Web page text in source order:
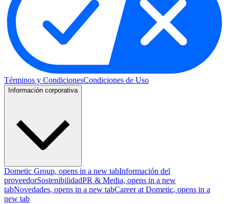
Términos y CondicionesCondiciones de Uso
Información corporativa
Dometic Group, opens in a new tabInformación del
proveedorSostenibilidadPR & Media, opens in a new
tabNovedades, opens in a new tabCareer at Dometic, opens in a
new tab